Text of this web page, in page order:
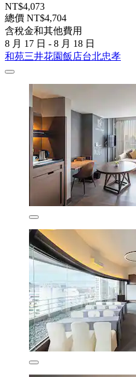
NT$4,073
總價 NT$4,704
含稅金和其他費用
8 月 17 日 - 8 月 18 日
和苑三井花園飯店台北忠孝